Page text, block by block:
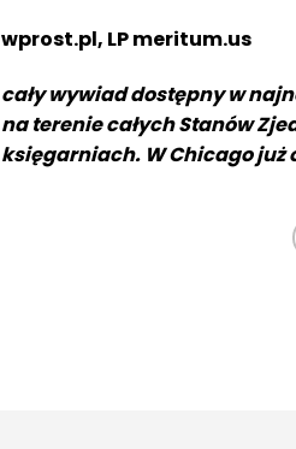
wprost.pl, LP meritum.us
cały wywiad dostępny w
na terenie całych Stanów
księgarniach. W Chicago już